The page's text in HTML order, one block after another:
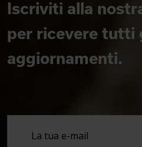
Iscriviti alla
per ricevere tutti
aggiornamenti.